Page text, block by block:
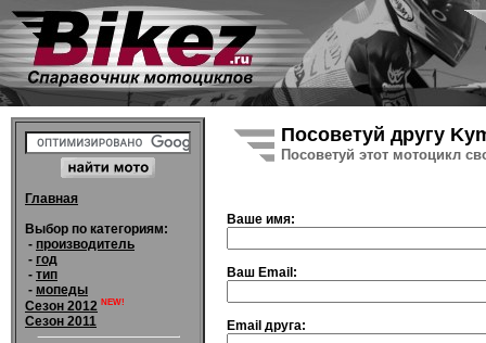
Главная
Выбор по категориям:
- производитель
- год
- тип
- мопеды
Сезон 2012 NEW!
Сезон 2011
Посоветуй другу
Посоветуй этот мотоцикл
Ваше имя:
Ваш Email:
Email друга: